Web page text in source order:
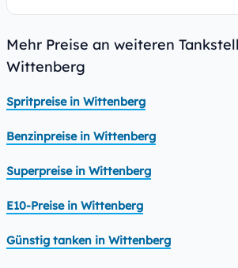
Mehr Preise an weiteren
Wittenberg
Spritpreise in Wittenberg
Benzinpreise in Wittenberg
Superpreise in Wittenberg
E10-Preise in Wittenberg
Günstig tanken in Wittenberg